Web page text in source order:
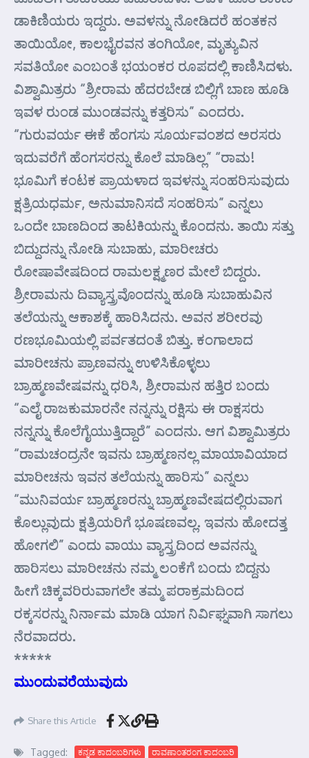
ಡಾಕಿಣಿಯರು ಇದ್ದರು. ಅವಳನ್ನು ನೋಡಿದರೆ ಹಂತಕನ
ತಾಯಿಯೋ, ಕಾಲಭೈರವನ ತಂಗಿಯೋ, ಮೃತ್ಯುವಿನ
ಸವತಿಯೋ ಎಂಬಂತೆ ಭಯಂಕರ ರೂಪದಲ್ಲಿ ಕಾಣಿಸಿದಳು.
ವಿಶ್ವಾಮಿತ್ರರು “ಶ್ರೀರಾಮ ಹೆದರಬೇಡ ಬಿಲ್ಲಿಗೆ ಬಾಣ ಹೂಡಿ
ಇವಳ ರುಂಡ ಮುಂಡವನ್ನು ಕತ್ತರಿಸು” ಎಂದರು.
“ಗುರುವರ್ಯ ಈಕೆ ಹೆಂಗಸು ಸೂರ್ಯವಂಶದ ಅರಸರು
ಇದುವರೆಗೆ ಹೆಂಗಸರನ್ನು ಕೊಲೆ ಮಾಡಿಲ್ಲ” “ರಾಮ!
ಭೂಮಿಗೆ ಕಂಟಕ ಪ್ರಾಯಳಾದ ಇವಳನ್ನು ಸಂಹರಿಸುವುದು
ಕ್ಷತ್ರಿಯಧರ್ಮ, ಅನುಮಾನಿಸದೆ ಸಂಹರಿಸು” ಎನ್ನಲು
ಒಂದೇ ಬಾಣದಿಂದ ತಾಟಕಿಯನ್ನು ಕೊಂದನು. ತಾಯಿ ಸತ್ತು
ಬಿದ್ದುದನ್ನು ನೋಡಿ ಸುಬಾಹು, ಮಾರೀಚರು
ರೋಷಾವೇಷದಿಂದ ರಾಮಲಕ್ಷ್ಮಣರ ಮೇಲೆ ಬಿದ್ದರು.
ಶ್ರೀರಾಮನು ದಿವ್ಯಾಸ್ತ್ರವೊಂದನ್ನು ಹೂಡಿ ಸುಬಾಹುವಿನ
ತಲೆಯನ್ನು ಆಕಾಶಕ್ಕೆ ಹಾರಿಸಿದನು. ಅವನ ಶರೀರವು
ರಣಭೂಮಿಯಲ್ಲಿ ಪರ್ವತದಂತೆ ಬಿತ್ತು. ಕಂಗಾಲಾದ
ಮಾರೀಚನು ಪ್ರಾಣವನ್ನು ಉಳಿಸಿಕೊಳ್ಳಲು
ಬ್ರಾಹ್ಮಣವೇಷವನ್ನು ಧರಿಸಿ, ಶ್ರೀರಾಮನ ಹತ್ತಿರ ಬಂದು
“ಎಲೈ ರಾಜಕುಮಾರನೇ ನನ್ನನ್ನು ರಕ್ಷಿಸು ಈ ರಾಕ್ಷಸರು
ನನ್ನನ್ನು ಕೊಲೆಗೈಯುತ್ತಿದ್ದಾರೆ” ಎಂದನು. ಆಗ ವಿಶ್ವಾಮಿತ್ರರು
“ರಾಮಚಂದ್ರನೇ ಇವನು ಬ್ರಾಹ್ಮಣನಲ್ಲ ಮಾಯಾವಿಯಾದ
ಮಾರೀಚನು ಇವನ ತಲೆಯನ್ನು ಹಾರಿಸು” ಎನ್ನಲು
“ಮುನಿವರ್ಯ ಬ್ರಾಹ್ಮಣರನ್ನು ಬ್ರಾಹ್ಮಣವೇಷದಲ್ಲಿರುವಾಗ
ಕೊಲ್ಲುವುದು ಕ್ಷತ್ರಿಯರಿಗೆ ಭೂಷಣವಲ್ಲ. ಇವನು ಹೋದತ್ತ
ಹೋಗಲಿ” ಎಂದು ವಾಯು ವ್ಯಾಸ್ತ್ರದಿಂದ ಅವನನ್ನು
ಹಾರಿಸಲು ಮಾರೀಚನು ನಮ್ಮ ಲಂಕೆಗೆ ಬಂದು ಬಿದ್ದನು
ಹೀಗೆ ಚಿಕ್ಕವರಿರುವಾಗಲೇ ತಮ್ಮ ಪರಾಕ್ರಮದಿಂದ
ರಕ್ಕಸರನ್ನು ನಿರ್ನಾಮ ಮಾಡಿ ಯಾಗ ನಿರ್ವಿಘ್ನವಾಗಿ ಸಾಗಲು
ನೆರವಾದರು.
*****
ಮುಂದುವರೆಯುವುದು
Share this Article
Tagged: ಕನ್ನಡ ಕಾದಂಬರಿಗಳು ರಾವಣಾಂತರಂಗ ಕಾದಂಬರಿ